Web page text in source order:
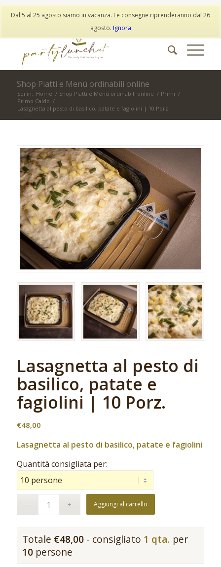
My Account
Wishlist
Shop Piatti e Menù ordinabili online
Sei in: Home / Shop Piatti e Menù ordinabili online / Primi /
Primo Caldo /
Lasagnetta al pesto di basilico, patate e fagiolini | 10 Porz.
Lasagnetta al pesto di
basilico, patate e
fagiolini | 10 Porz.
€48,00
Lasagnetta al pesto di basilico, patate e fagiolini
Quantità consigliata per:
Aggiungi al carrello
Totale €48,00- consigliato 1 qta. per
10persone
Dal 5 al 25 agosto siamo in vacanza. Le consegne riprenderanno dal 26
agosto. Ignora